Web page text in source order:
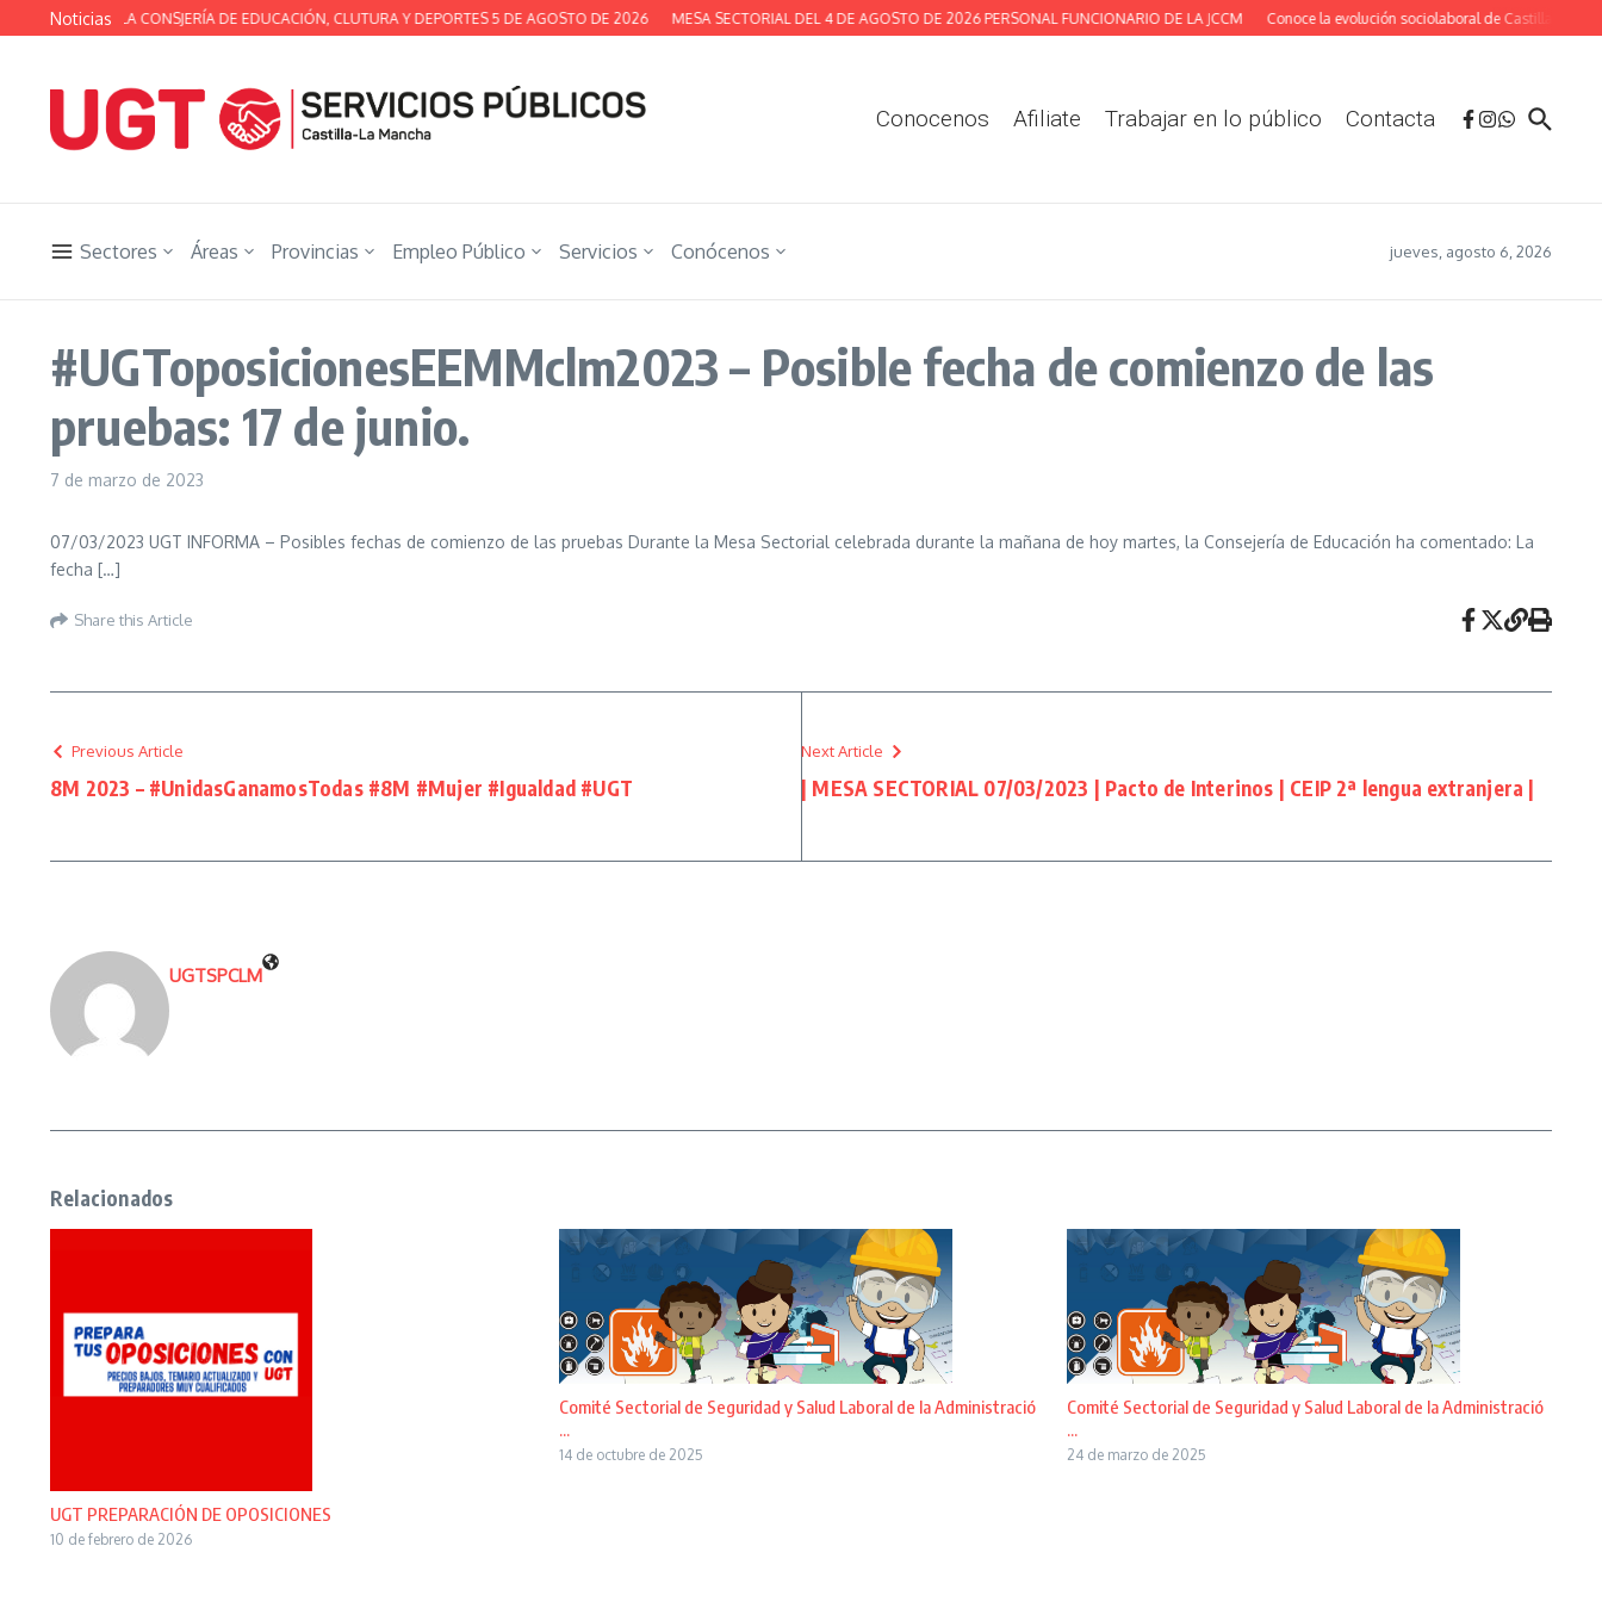
Saltar al contenido
Noticias
TÉCNICA DE LA CONSJERÍA DE EDUCACIÓN, CLUTURA Y DEPORTES 5 DE AGOSTO DE 2026 MESA SECTORIAL DEL 4 DE AGOSTO DE 2026 PERSONAL FUNCIONARIO DE LA JCCM Conoce la evolución sociolaboral de Castilla-La
Conocenos Afiliate Trabajar en lo público Contacta
Sectores Áreas Provincias Empleo Público Servicios Conócenos jueves, agosto 6, 2026
#UGToposicionesEEMMclm2023 – Posible fecha de comienzo de las
pruebas: 17 de junio.
7 de marzo de 2023
07/03/2023 UGT INFORMA – Posibles fechas de comienzo de las pruebas Durante la Mesa Sectorial celebrada durante la mañana de hoy martes, la Consejería de Educación ha comentado: La
fecha […]
Share this Article
Previous Article
8M 2023 – #UnidasGanamosTodas #8M #Mujer #Igualdad #UGT
Next Article
| MESA SECTORIAL 07/03/2023 | Pacto de Interinos | CEIP 2ª lengua extranjera |
UGTSPCLM
Relacionados
UGT PREPARACIÓN DE OPOSICIONES
10 de febrero de 2026
Comité Sectorial de Seguridad y Salud Laboral de la Administració
...
14 de octubre de 2025
Comité Sectorial de Seguridad y Salud Laboral de la Administració
...
24 de marzo de 2025